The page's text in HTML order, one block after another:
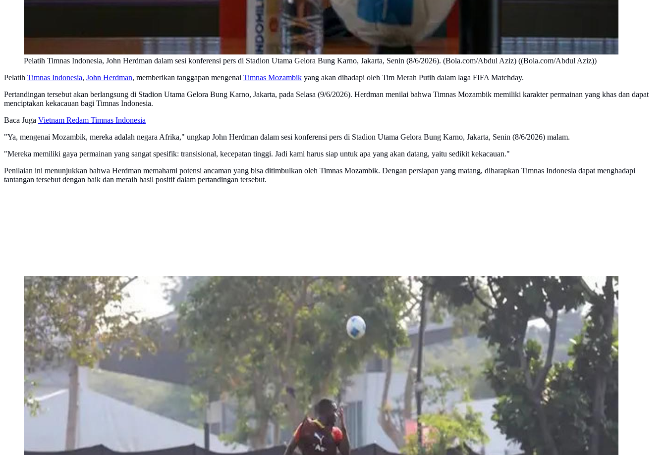
Pelatih Timnas Indonesia, John Herdman dalam sesi konferensi pers di Stadion Utama Gelora Bung Karno, Jakarta, Senin (8/6/2026). (Bola.com/Abdul Aziz) ((Bola.com/Abdul Aziz))
Pelatih Timnas Indonesia, John Herdman, memberikan tanggapan mengenai Timnas Mozambik yang akan dihadapi oleh Tim Merah Putih dalam laga FIFA Matchday.
Pertandingan tersebut akan berlangsung di Stadion Utama Gelora Bung Karno, Jakarta, pada Selasa (9/6/2026). Herdman menilai bahwa Timnas Mozambik memiliki karakter permainan yang khas dan dapat
menciptakan kekacauan bagi Timnas Indonesia.
Baca Juga Vietnam Redam Timnas Indonesia
"Ya, mengenai Mozambik, mereka adalah negara Afrika," ungkap John Herdman dalam sesi konferensi pers di Stadion Utama Gelora Bung Karno, Jakarta, Senin (8/6/2026) malam.
"Mereka memiliki gaya permainan yang sangat spesifik: transisional, kecepatan tinggi. Jadi kami harus siap untuk apa yang akan datang, yaitu sedikit kekacauan."
Penilaian ini menunjukkan bahwa Herdman memahami potensi ancaman yang bisa ditimbulkan oleh Timnas Mozambik. Dengan persiapan yang matang, diharapkan Timnas Indonesia dapat menghadapi
tantangan tersebut dengan baik dan meraih hasil positif dalam pertandingan tersebut.